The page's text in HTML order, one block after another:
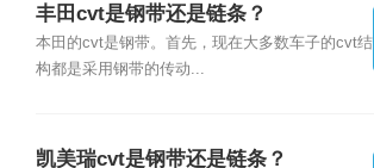
丰田cvt是钢带还是链条？
本田的cvt是钢带。首先，现在大多数车子的cvt结
构都是采用钢带的传动...
凯美瑞cvt是钢带还是链条？